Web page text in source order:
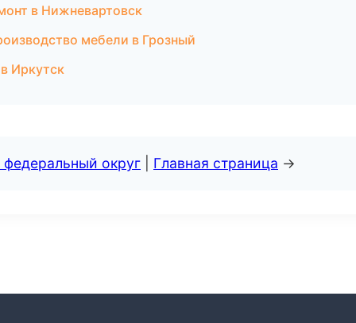
в Нижневартовск
мебели в Грозный
Иркутск
округ Главная страница →